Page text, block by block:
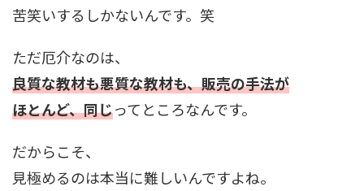
苦笑いするしかないんです。笑
ただ厄介なのは、
良質な教材も悪質な教材も、販売の手法が
ほとんど、同じってところなんです。
だからこそ、
見極めるのは本当に難しいんですよね。